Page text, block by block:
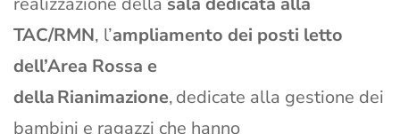
TAC/RMN, l’ampliamento dei posti letto
dell’Area Rossa e
della Rianimazione, dedicate alla gestione dei
bambini e ragazzi che hanno